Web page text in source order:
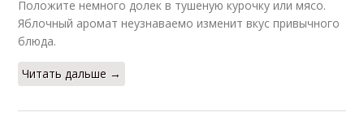
Положите немного долек в тушеную курочку или мясо.
Яблочный аромат неузнаваемо изменит вкус привычного
блюда.
Читать дальше →